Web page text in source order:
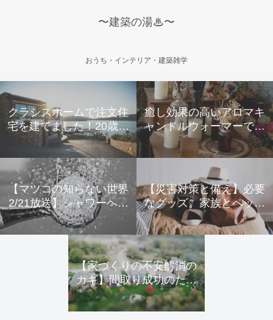
〜建築の湯♨〜
おうち・インテリア・建築雑学
クラシスホームで注文住
宅を建てました！20歳夫
婦のリアルな声
癒し効果の高いアロマキ
ャンドルウォーマーで寒
い冬を乗り越えよう
【マツコの知らない世界
2/21放送】シャワーヘッ
ドの世界
【災害対策と備え】必要
なグッズ。家族とペット
のためにできること。
【家づくりの不安解消の
カギ】間取り成功のため
にできること・近隣トラ
ブルの予防